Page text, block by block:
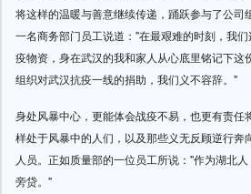
将这样的温暖与善意继续传递，踊跃参与了公司
一名商务部门员工说道："在最艰难的时刻，我
疫物资，身在武汉的我和家人从心底里铭记下这
组织对武汉抗疫一线的捐助，我们义不容辞。"
身处风暴中心，更能体会战疫不易，也更有责任
样处于风暴中的人们，以及那些义无反顾逆行奔
人员。正如质量部的一位员工所说："作为湖北
旁贷。"